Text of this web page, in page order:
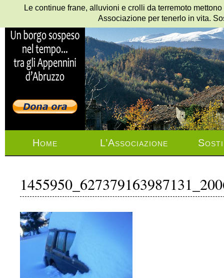
Home L’Associazione
Le continue frane, alluvioni e crolli da terremoto
Associazione per tenerlo in vita.